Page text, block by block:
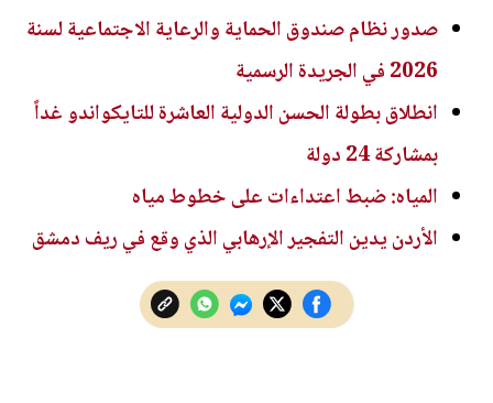
صدور نظام صندوق الحماية والرعاية الاجتماعية لسنة
2026 في الجريدة الرسمية
انطلاق بطولة الحسن الدولية العاشرة للتايكواندو غداً
بمشاركة 24 دولة
المياه: ضبط اعتداءات على خطوط مياه
الأردن يدين التفجير الإرهابي الذي وقع في ريف دمشق